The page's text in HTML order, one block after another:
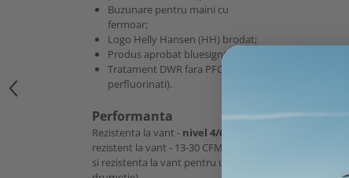
Buzunare pentru maini cu
fermoar;
Logo Helly Hansen (HH) brodat;
Produs aprobat bluesign®;
Tratament DWR fara PFC (compusi
perfluorinati).
Performanta
Rezistenta la vant - nivel 4/6
rezistent la vant - 13-30 CFM respirabil
si rezistenta la vant pentru utilizare la